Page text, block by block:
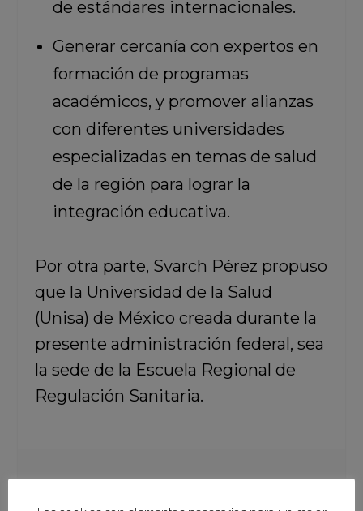
de estándares internacionales.
Generar cercanía con expertos en
formación de programas
académicos, y promover alianzas
con diferentes universidades
especializadas en temas de salud
de la región para lograr la
integración educativa.
Por otra parte, Svarch Pérez propuso
que la Universidad de la Salud
(Unisa) de México creada durante la
presente administración federal, sea
la sede de la Escuela Regional de
Regulación Sanitaria.
Objetivos de la Reunión de